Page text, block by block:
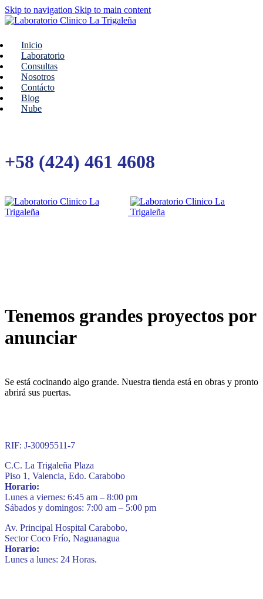
Skip to navigation Skip to main content
Inicio
Laboratorio
Consultas
Nosotros
Contácto
Blog
Nube
+58 (424) 461 4608
Tenemos grandes proyectos por
anunciar
Se está cocinando algo grande. Nuestra tienda está en obras y pronto
abrirá sus puertas.
RIF: J-30095511-7
C.C. La Trigaleña Plaza
Piso 1, Valencia, Edo. Carabobo
Horario:
Lunes a viernes: 6:45 am – 8:00 pm
Sábados y domingos: 7:00 am – 5:00 pm
Av. Principal Hospital Carabobo,
Sector Coco Frío, Naguanagua
Horario:
Lunes a lunes: 24 Horas.